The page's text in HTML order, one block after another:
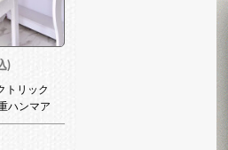
)
トリック
ハンマア
人家庭用